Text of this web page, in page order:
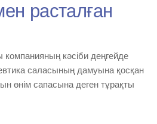
расталған
кәсіби деңгейде
саласының дамуына қосқан
өнім сапасына деген тұрақты